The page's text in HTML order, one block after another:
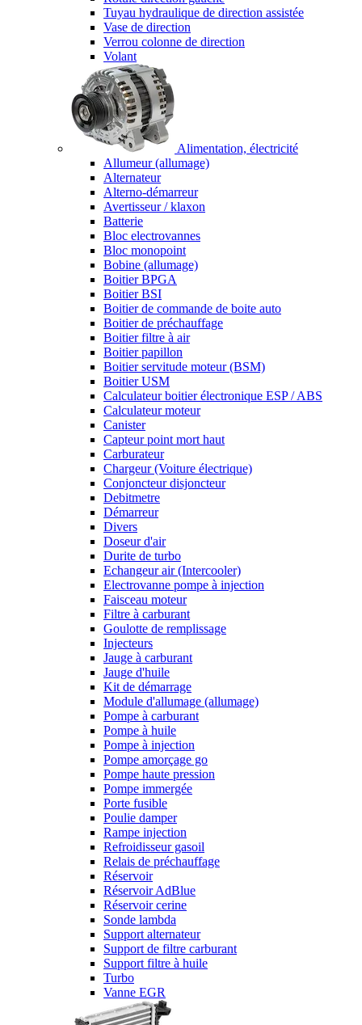
Tuyau hydraulique de direction assistée
Vase de direction
Verrou colonne de direction
Volant
Alimentation, électricité
Allumeur (allumage)
Alternateur
Alterno-démarreur
Avertisseur / klaxon
Batterie
Bloc electrovannes
Bloc monopoint
Bobine (allumage)
Boitier BPGA
Boitier BSI
Boitier de commande de boite auto
Boitier de préchauffage
Boitier filtre à air
Boitier papillon
Boitier servitude moteur (BSM)
Boitier USM
Calculateur boitier électronique ESP / ABS
Calculateur moteur
Canister
Capteur point mort haut
Carburateur
Chargeur (Voiture électrique)
Conjoncteur disjoncteur
Debitmetre
Démarreur
Divers
Doseur d'air
Durite de turbo
Echangeur air (Intercooler)
Electrovanne pompe à injection
Faisceau moteur
Filtre à carburant
Goulotte de remplissage
Injecteurs
Jauge à carburant
Jauge d'huile
Kit de démarrage
Module d'allumage (allumage)
Pompe à carburant
Pompe à huile
Pompe à injection
Pompe amorçage go
Pompe haute pression
Pompe immergée
Porte fusible
Poulie damper
Rampe injection
Refroidisseur gasoil
Relais de préchauffage
Réservoir
Réservoir AdBlue
Réservoir cerine
Sonde lambda
Support alternateur
Support de filtre carburant
Support filtre à huile
Turbo
Vanne EGR